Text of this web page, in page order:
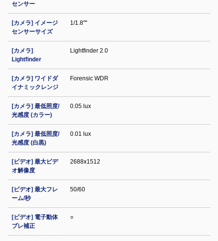
センサー
[カメラ] イメージ
センサーサイズ
1/1.8""
[カメラ]
Lightfinder
Lightfinder 2.0
[カメラ] ワイドダ
イナミックレンジ
Forensic WDR
[カメラ] 最低照度/
光感度 (カラー)
0.05 lux
[カメラ] 最低照度/
光感度 (白黒)
0.01 lux
[ビデオ] 最大ビデ
オ解像度
2688x1512
[ビデオ] 最大フレ
ーム/秒
50/60
[ビデオ] 電子動体
ブレ補正
○